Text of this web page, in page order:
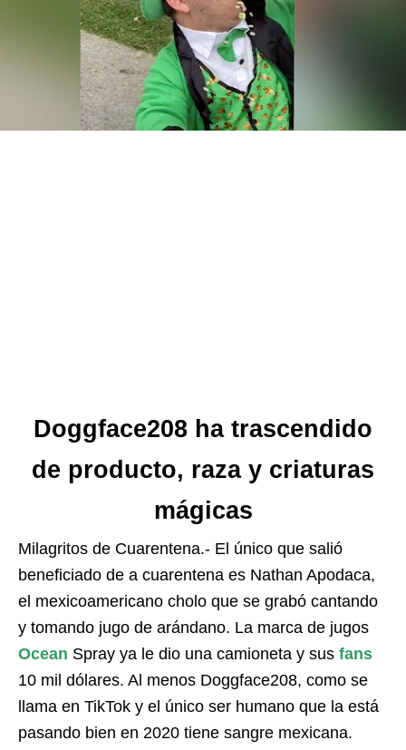
Doggface208 ha trascendido
de producto, raza y criaturas
mágicas
Milagritos de Cuarentena.- El único que salió
beneficiado de a cuarentena es Nathan Apodaca,
el mexicoamericano cholo que se grabó cantando
y tomando jugo de arándano. La marca de jugos
Ocean Spray ya le dio una camioneta y sus fans
10 mil dólares. Al menos Doggface208, como se
llama en TikTok y el único ser humano que la está
pasando bien en 2020 tiene sangre mexicana.